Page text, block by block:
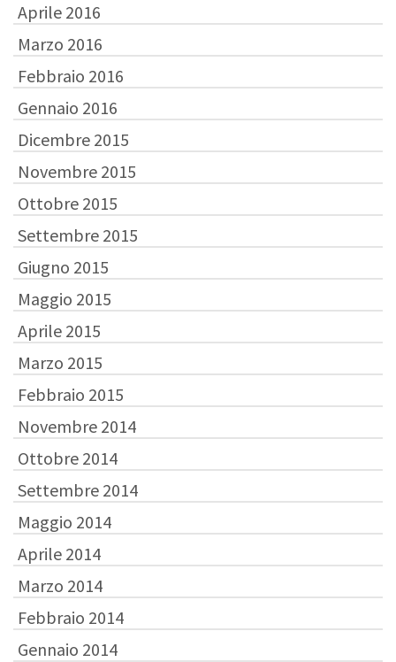
Aprile 2016
Marzo 2016
Febbraio 2016
Gennaio 2016
Dicembre 2015
Novembre 2015
Ottobre 2015
Settembre 2015
Giugno 2015
Maggio 2015
Aprile 2015
Marzo 2015
Febbraio 2015
Novembre 2014
Ottobre 2014
Settembre 2014
Maggio 2014
Aprile 2014
Marzo 2014
Febbraio 2014
Gennaio 2014